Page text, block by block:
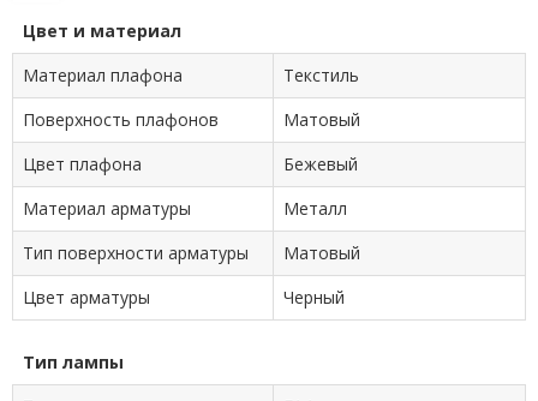
Цвет и материал
Материал плафона
Текстиль
Поверхность плафонов
Матовый
Цвет плафона
Бежевый
Материал арматуры
Металл
Тип поверхности арматуры
Матовый
Цвет арматуры
Черный
Тип лампы